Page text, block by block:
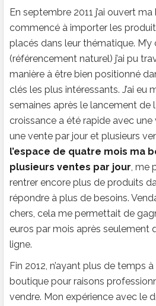
En septembre 2011 j’ai ouvert
commencé à importer les
placés dans leur thématique. M’y
(référencement naturel) j’ai pu
manière à être bien positionné
clés les plus intéressants. J’ai eu
semaines après le lancement de
croissance a été rapide avec
une vente par jour et plusieurs
l’espace de quatre mois ma
plusieurs ventes par jour, me
rentrer encore plus de produits
répondre à plus de besoins.
chers, cela me permettait de
euros par mois après seulement
ligne.
Fin 2012, n’ayant plus de temps
boutique pour raisons
vendre. Mon expérience avec le